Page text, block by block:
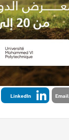
Email
LinkedIn